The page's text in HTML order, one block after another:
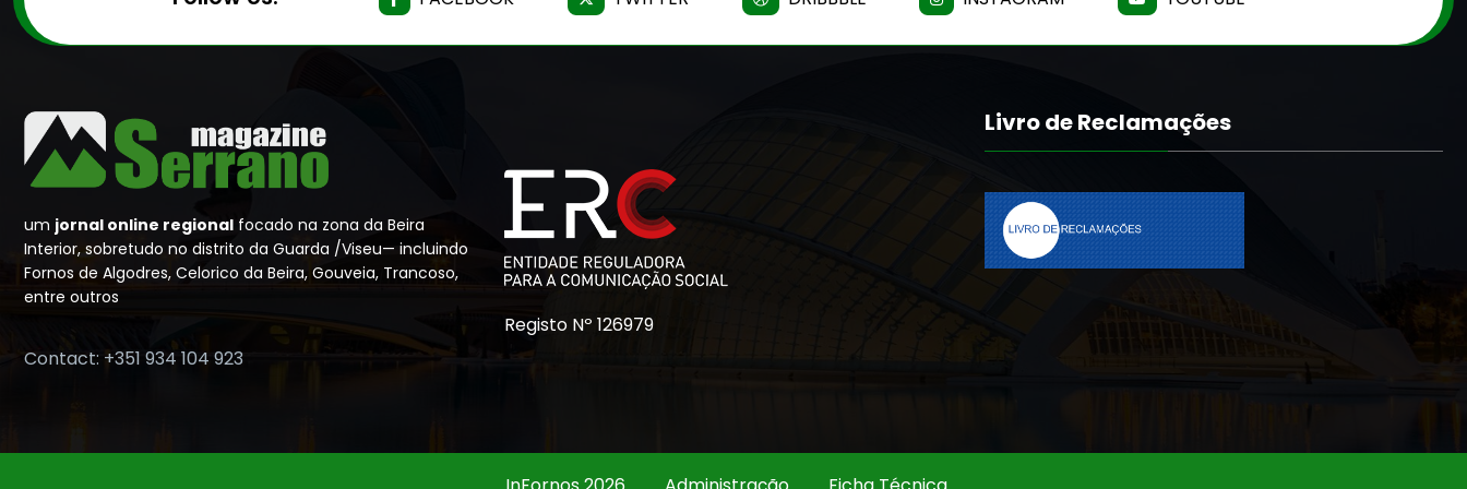
um jornal online regional focado na zona da Beira
Interior, sobretudo no distrito da Guarda /Viseu— incluindo
Fornos de Algodres, Celorico da Beira, Gouveia, Trancoso,
entre outros
Contact: +351 934 104 923
Registo Nº 126979
Livro de Reclamações